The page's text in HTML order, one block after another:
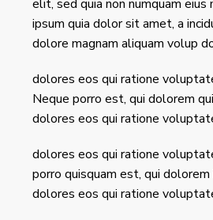
elit, sed quia non numquam
ipsum quia dolor sit amet, a
dolore magnam aliquam volup
dolores eos qui ratione
Neque porro est, qui dolorem
dolores eos qui ratione
dolores eos qui ratione
porro quisquam est, qui
dolores eos qui ratione